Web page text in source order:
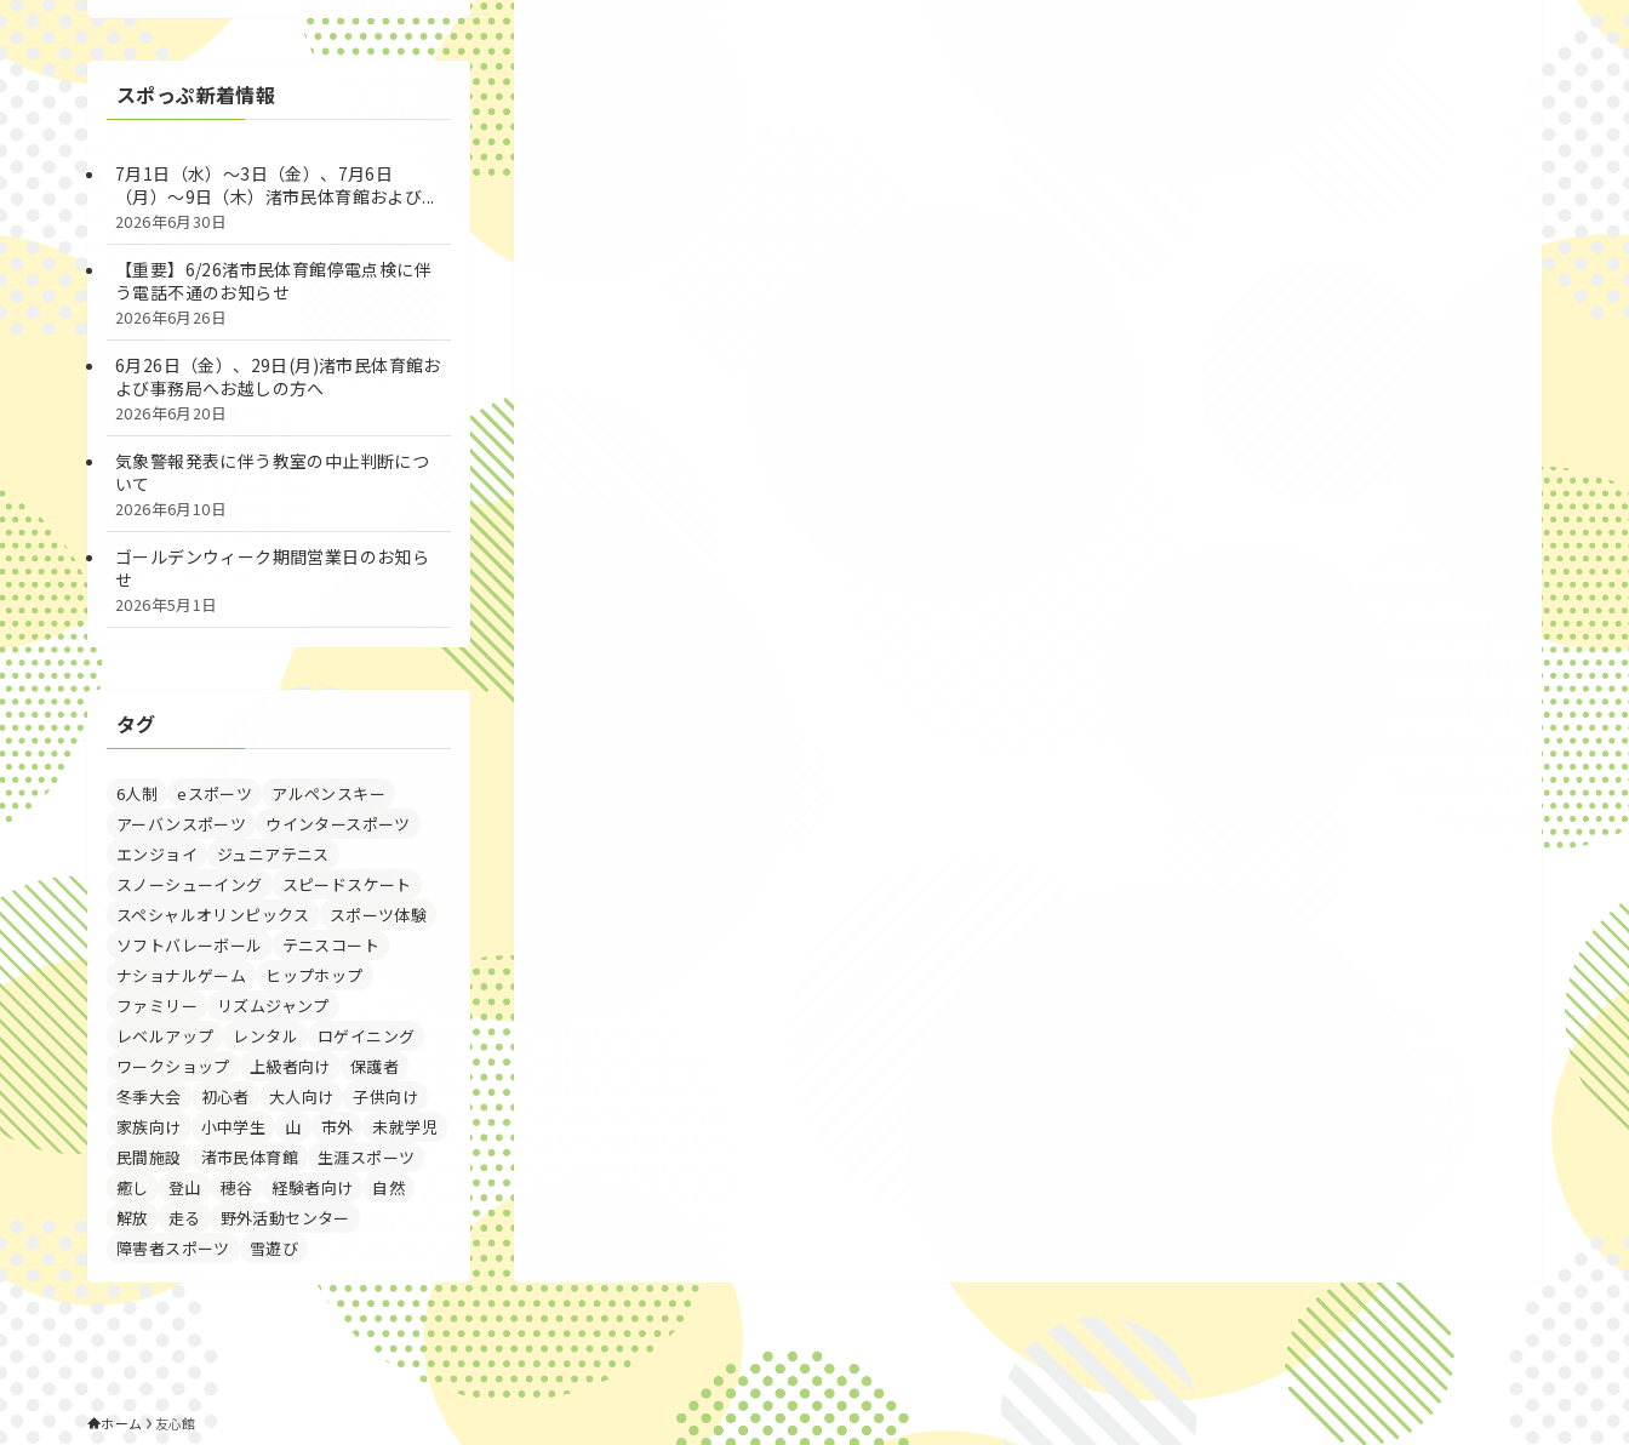
別
スポっぷ新着情報
7月1日（水）～3日（金）、7月6日
（月）～9日（木）渚市民体育館および...
2026年6月30日
【重要】6/26渚市民体育館停電点検に伴
う電話不通のお知らせ
2026年6月26日
6月26日（金）、29日(月)渚市民体育館お
よび事務局へお越しの方へ
2026年6月20日
気象警報発表に伴う教室の中止判断につ
いて
2026年6月10日
ゴールデンウィーク期間営業日のお知ら
せ
2026年5月1日
タグ
6人制 eスポーツ
アルペンスキー
アーバンスポーツ
ウインタースポーツ
エンジョイ
ジュニアテニス
スノーシューイング
スピードスケート
スペシャルオリンピックス
スポーツ体験
ソフトバレーボール
テニスコート
ナショナルゲーム
ヒップホップ
ファミリー
リズムジャンプ
レベルアップ
レンタル
ロゲイニング
ワークショップ
上級者向け
保護者
冬季大会
初心者 大人向け
子供向け
家族向け
小中学生 山 市外
未就学児
民間施設
渚市民体育館
生涯スポーツ
癒し
登山 穂谷 経験者向け
自然
解放
走る
野外活動センター
障害者スポーツ
雪遊び
ホーム 友心館